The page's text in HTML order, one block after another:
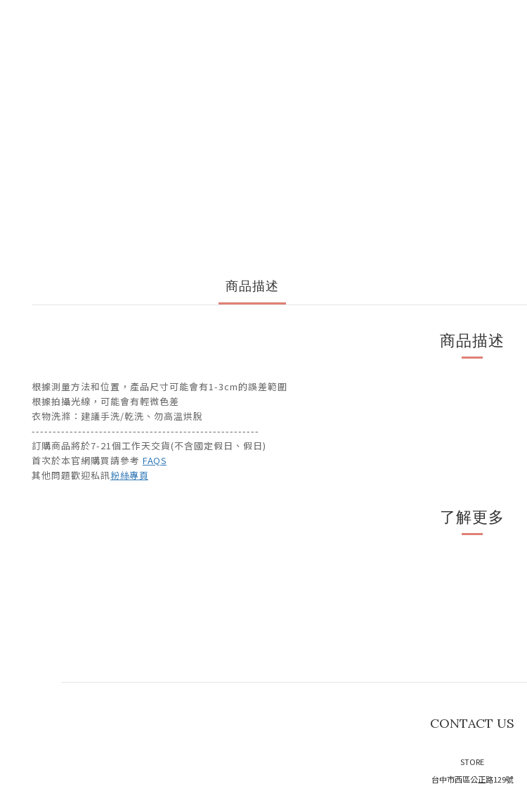
商品描述
商品描述
根據測量方法和位置，產品尺寸可能會有1-3cm的誤差範圍
根據拍攝光線，可能會有輕微色差
衣物洗滌：建議手洗/乾洗、勿高溫烘脫
------------------------------------------------------
訂購商品將於7-21個工作天交貨(不含國定假日、假日)
首次於本官網購買請參考 FAQS
其他問題歡迎私訊粉絲專頁
了解更多
CONTACT US
STORE
台中市西區公正路129號